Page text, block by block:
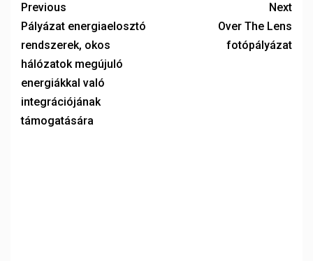
Previous
Pályázat energiaelosztó
rendszerek, okos
hálózatok megújuló
energiákkal való
integrációjának
támogatására
Next
Over The Lens
fotópályázat